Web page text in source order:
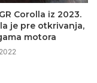
Corolla iz 2023.
je pre otkrivanja,
motora